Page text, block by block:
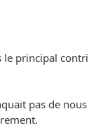
principal
pas de